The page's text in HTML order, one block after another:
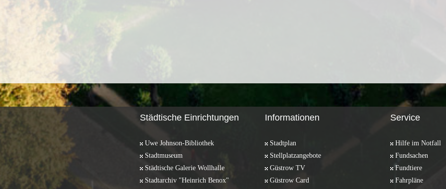
Städtische Einrichtungen
Uwe Johnson-Bibliothek
Stadtmuseum
Städtische Galerie Wollhalle
Stadtarchiv "Heinrich Benox"
Informationen
Stadtplan
Stellplatzangebote
Güstrow TV
Güstrow Card
Service
Hilfe im Notfall
Fundsachen
Fundtiere
Fahrpläne